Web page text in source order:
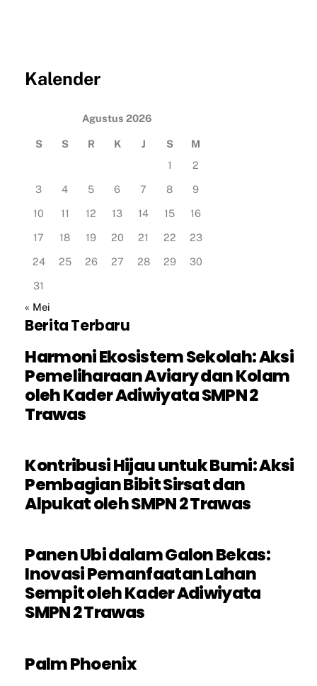
Kalender
Agustus 2026
S S R K J S
M
1
2
3
4 5 6 7 8
9
10
11 12 13 14 15
16
17
18 19 20 21 22
23
24
25 26 27 28 29
30
31
« Mei
Berita Terbaru
Harmoni Ekosistem Sekolah: Aksi
Pemeliharaan Aviary dan Kolam
oleh Kader Adiwiyata SMPN 2
Trawas
Kontribusi Hijau untuk Bumi: Aksi
Pembagian Bibit Sirsat dan
Alpukat oleh SMPN 2 Trawas
Panen Ubi dalam Galon Bekas:
Inovasi Pemanfaatan Lahan
Sempit oleh Kader Adiwiyata
SMPN 2 Trawas
Palm Phoenix